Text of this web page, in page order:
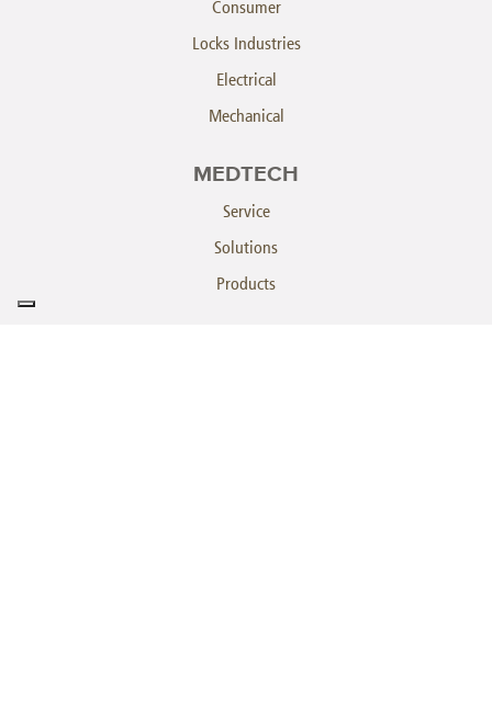
Consumer
Locks Industries
Electrical
Mechanical
MEDTECH
Service
Solutions
Products